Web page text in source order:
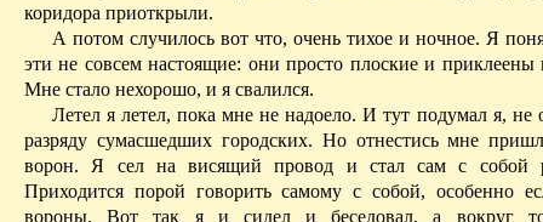
коридора приоткрыли.
А потом случилось вот что, очень тихое и ночное. Я
эти не совсем настоящие: они просто плоские и приклеены
Мне стало нехорошо, и я свалился.
Летел я летел, пока мне не надоело. И тут подумал я, не
разряду сумасшедших городских. Но отнестись мне
ворон. Я сел на висящий провод и стал сам с собой
Приходится порой говорить самомус собой, особенно
вороны. Вот так я и сидел и беседовал, а вокруг